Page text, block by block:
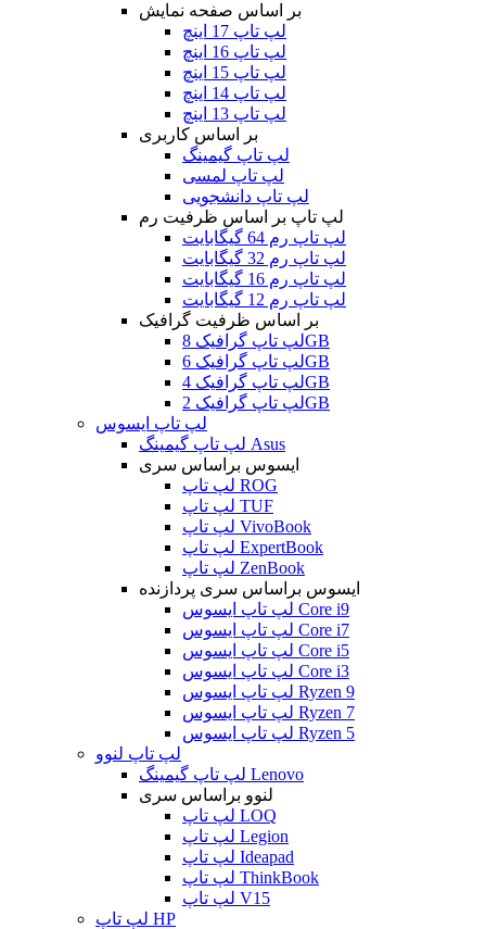
بر اساس صفحه نمایش
لپ تاپ 17 اینچ
لپ تاپ 16 اینچ
لپ تاپ 15 اینچ
لپ تاپ 14 اینچ
لپ تاپ 13 اینچ
بر اساس کاربری
لپ تاپ گیمینگ
لپ تاپ لمسی
لپ تاپ دانشجویی
لپ تاپ بر اساس ظرفیت رم
لپ تاپ رم 64 گیگابایت
لپ تاپ رم 32 گیگابایت
لپ تاپ رم 16 گیگابایت
لپ تاپ رم 12 گیگابایت
بر اساس ظرفیت گرافیک
لپ تاپ گرافیک 8GB
لپ تاپ گرافیک 6GB
لپ تاپ گرافیک 4GB
لپ تاپ گرافیک 2GB
لپ تاپ ایسوس
لپ تاپ گیمینگ Asus
ایسوس براساس سری
لپ تاپ ROG
لپ تاپ TUF
لپ تاپ VivoBook
لپ تاپ ExpertBook
لپ تاپ ZenBook
ایسوس براساس سری پردازنده
لپ تاپ ایسوس Core i9
لپ تاپ ایسوس Core i7
لپ تاپ ایسوس Core i5
لپ تاپ ایسوس Core i3
لپ تاپ ایسوس Ryzen 9
لپ تاپ ایسوس Ryzen 7
لپ تاپ ایسوس Ryzen 5
لپ تاپ لنوو
لپ تاپ گیمینگ Lenovo
لنوو براساس سری
لپ تاپ LOQ
لپ تاپ Legion
لپ تاپ Ideapad
لپ تاپ ThinkBook
لپ تاپ V15
لپ تاپ HP